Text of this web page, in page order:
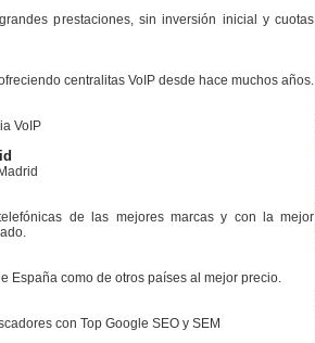
prestaciones, sin inversión inicial y cuotas
centralitas VoIP desde hace muchos años.
VoIP
de las mejores marcas y con la mejor
España como de otros países al mejor precio.
con Top Google SEO y SEM